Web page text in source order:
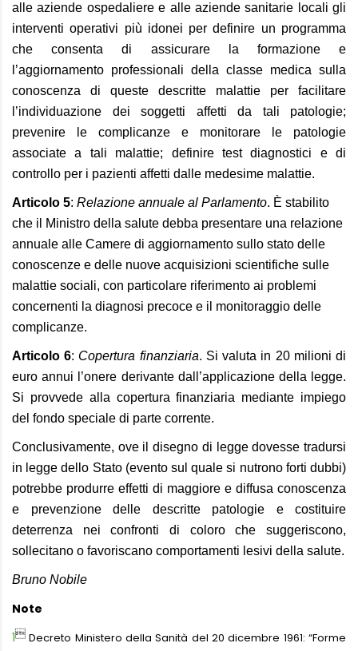
alle aziende ospedaliere e alle aziende sanitarie locali gli
interventi operativi più idonei per definire un programma
che consenta di assicurare la formazione e
l’aggiornamento professionali della classe medica sulla
conoscenza di queste descritte malattie per facilitare
l’individuazione dei soggetti affetti da tali patologie;
prevenire le complicanze e monitorare le patologie
associate a tali malattie; definire test diagnostici e di
controllo per i pazienti affetti dalle medesime malattie.
Articolo 5: Relazione annuale al Parlamento. È stabilito
che il Ministro della salute debba presentare una relazione
annuale alle Camere di aggiornamento sullo stato delle
conoscenze e delle nuove acquisizioni scientifiche sulle
malattie sociali, con particolare riferimento ai problemi
concernenti la diagnosi precoce e il monitoraggio delle
complicanze.
Articolo 6: Copertura finanziaria. Si valuta in 20 milioni di
euro annui l’onere derivante dall’applicazione della legge.
Si provvede alla copertura finanziaria mediante impiego
del fondo speciale di parte corrente.
Conclusivamente, ove il disegno di legge dovesse tradursi
in legge dello Stato (evento sul quale si nutrono forti dubbi)
potrebbe produrre effetti di maggiore e diffusa conoscenza
e prevenzione delle descritte patologie e costituire
deterrenza nei confronti di coloro che suggeriscono,
sollecitano o favoriscano comportamenti lesivi della salute.
Bruno Nobile
Note
1 Decreto Ministero della Sanità del 20 dicembre 1961: “Forme